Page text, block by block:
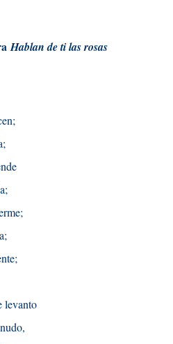
Hablan de ti las rosas
levanto